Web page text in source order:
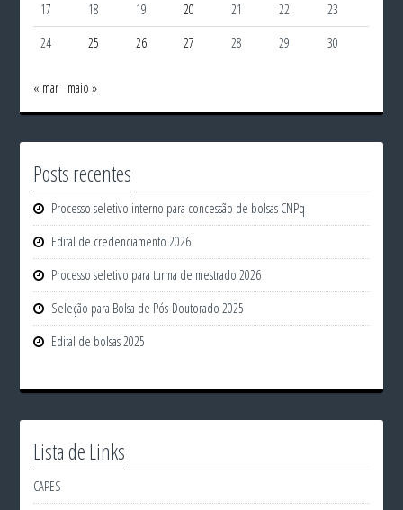
17
18 19 20 21 22
23
24
25 26 27 28 29 30
« mar maio »
Posts recentes
Processo seletivo interno para concessão de bolsas CNPq
Edital de credenciamento 2026
Processo seletivo para turma de mestrado 2026
Seleção para Bolsa de Pós-Doutorado 2025
Edital de bolsas 2025
Lista de Links
CAPES